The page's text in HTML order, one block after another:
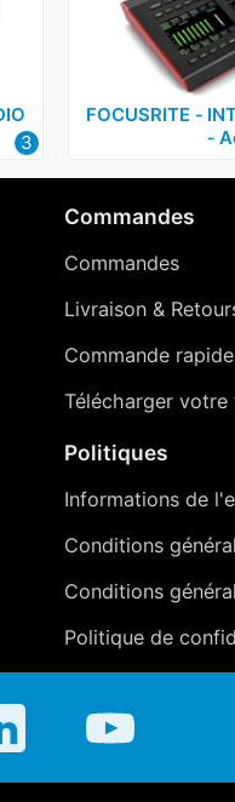
3
FOCUSRITE ‑
‑
Commandes
Commandes
Livraison&
Commande rapide
Télécharger votre
Politiques
Informations de
Conditions
Conditions
Politique de